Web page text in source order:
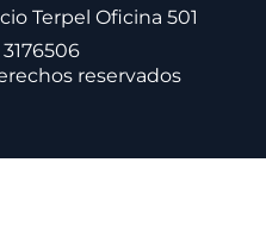
Terpel Oficina 501
3176506
reservados